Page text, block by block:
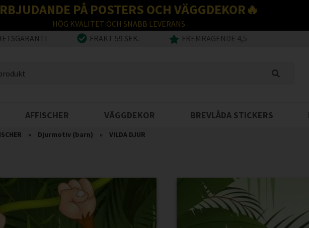
PÅ POSTERS OCH VÄGGDEKOR🔥
HÖG KVALITET OCH SNABB LEVERANS
FRAKT 59 SEK. FREMRAGENDE 4,5
AFFISCHER VÄGGDEKOR BREVLÅDA STICKERS
» Djurmotiv (barn) » VILDA DJUR